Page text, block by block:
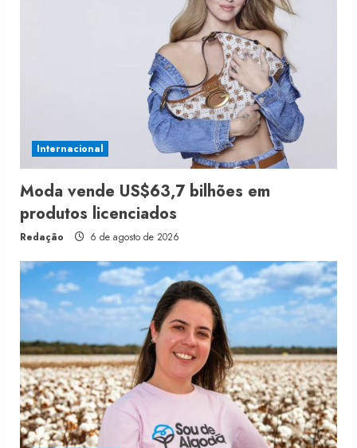
Internacional
Moda vende US$63,7 bilhões em
produtos licenciados
Redação 6 de agosto de 2026